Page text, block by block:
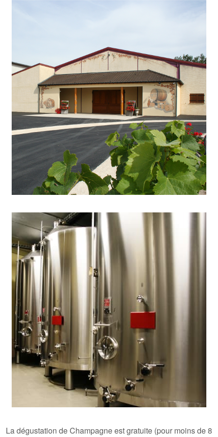
La dégustation de Champagne est gratuite (pour moins de 8